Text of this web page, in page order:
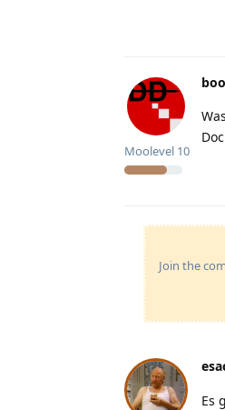
Moolevel 10
Join the
Es